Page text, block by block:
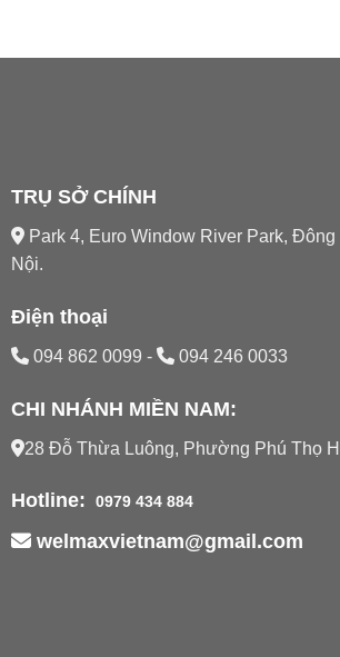
TRỤ SỞ CHÍNH
Park 4, Euro Window River Park,
Nội.
Điện thoại
094 862 0099 - 094 246 0033
CHI NHÁNH MIỀN NAM:
28 Đỗ Thừa Luông, Phường Phú Thọ
Hotline: 0979 434 884
welmaxvietnam@gmail.com